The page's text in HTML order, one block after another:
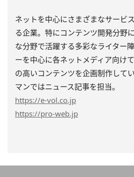
ネットを中心にさまざまなサービ
る企業。特にコンテンツ開発分野
な分野で活躍する多彩なライター
ーを中心に各ネットメディア向け
の高いコンテンツを企画制作して
マンではニュース記事を担当。
https://e-vol.co.jp
https://pro-web.jp